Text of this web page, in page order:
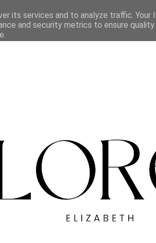
its services and to analyze traffic. Your
and security metrics to ensure